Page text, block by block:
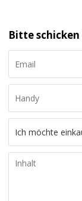
Bitte